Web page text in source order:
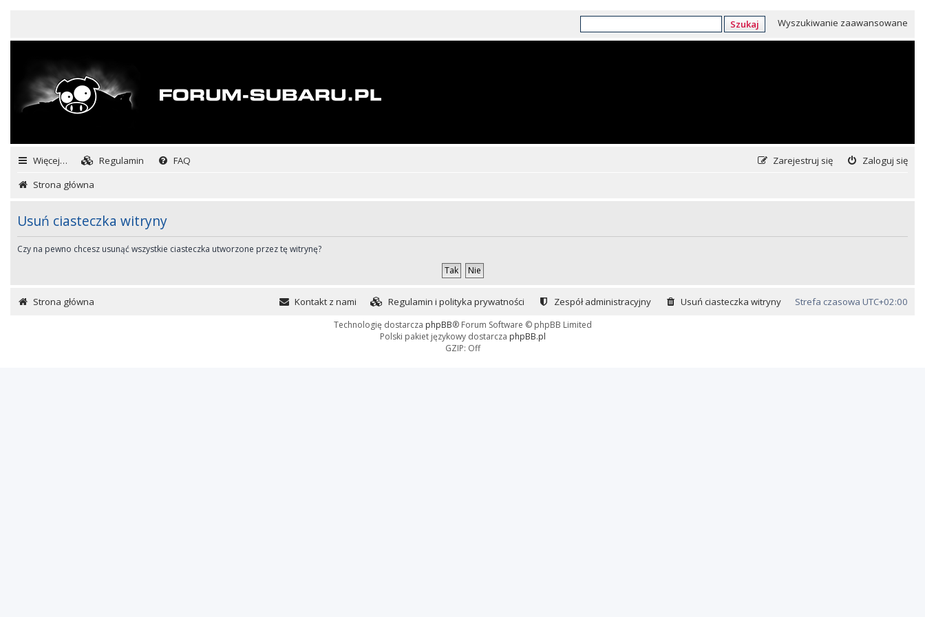
Szukaj Wyszukiwanie zaawansowane
Więcej… Regulamin FAQ Zaloguj się
Zarejestruj się
Strona główna
Usuń ciasteczka witryny
Czy na pewno chcesz usunąć wszystkie ciasteczka utworzone przez tę witrynę?
Strona główna Strefa czasowa UTC+02:00
Usuń ciasteczka witryny
Zespół administracyjny
Regulamin i polityka prywatności
Kontakt z nami
Technologię dostarcza phpBB® Forum Software © phpBB Limited
Polski pakiet językowy dostarcza phpBB.pl
GZIP: Off